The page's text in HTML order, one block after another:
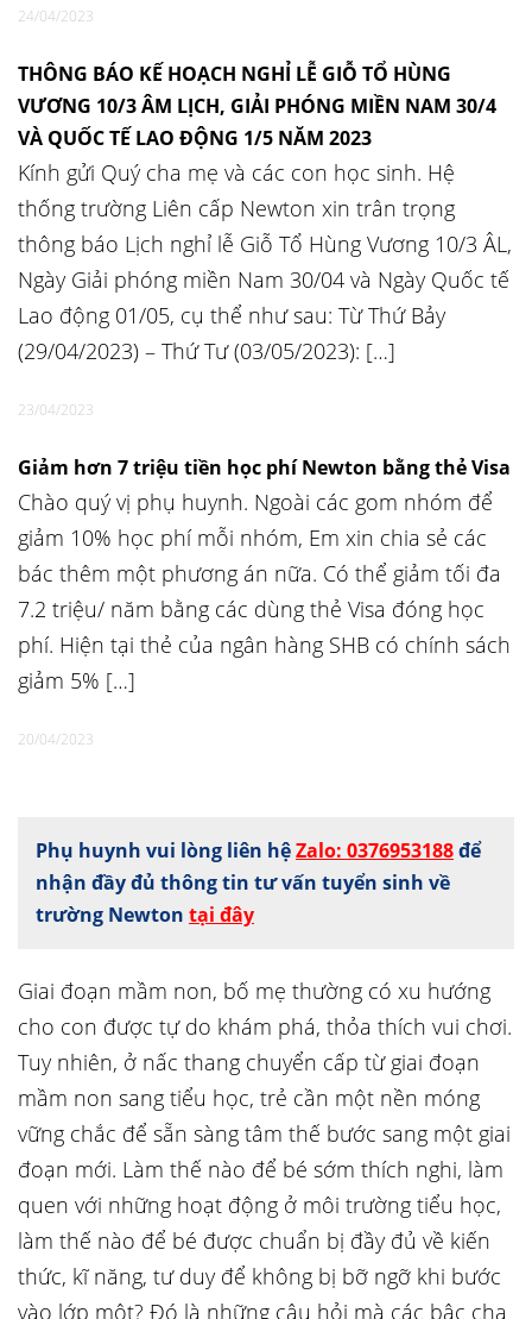
24/04/2023
THÔNG BÁO KẾ HOẠCH NGHỈ LỄ GIỖ TỔ HÙNG
VƯƠNG 10/3 ÂM LỊCH, GIẢI PHÓNG MIỀN NAM 30/4
VÀ QUỐC TẾ LAO ĐỘNG 1/5 NĂM 2023
Kính gửi Quý cha mẹ và các con học sinh. Hệ
thống trường Liên cấp Newton xin trân trọng
thông báo Lịch nghỉ lễ Giỗ Tổ Hùng Vương 10/3 ÂL,
Ngày Giải phóng miền Nam 30/04 và Ngày Quốc tế
Lao động 01/05, cụ thể như sau: Từ Thứ Bảy
(29/04/2023) – Thứ Tư (03/05/2023): […]
23/04/2023
Giảm hơn 7 triệu tiền học phí Newton bằng thẻ Visa
Chào quý vị phụ huynh. Ngoài các gom nhóm để
giảm 10% học phí mỗi nhóm, Em xin chia sẻ các
bác thêm một phương án nữa. Có thể giảm tối đa
7.2 triệu/ năm bằng các dùng thẻ Visa đóng học
phí. Hiện tại thẻ của ngân hàng SHB có chính sách
giảm 5% […]
20/04/2023
Phụ huynh vui lòng liên hệZalo: 0376953188để
nhận đầy đủ thông tin tư vấn tuyển sinh về
trường Newton tại đây
Giai đoạn mầm non, bố mẹ thường có xu hướng
cho con được tự do khám phá, thỏa thích vui chơi.
Tuy nhiên, ở nấc thang chuyển cấp từ giai đoạn
mầm non sang tiểu học, trẻ cần một nền móng
vững chắc để sẵn sàng tâm thế bước sang một giai
đoạn mới. Làm thế nào để bé sớm thích nghi, làm
quen với những hoạt động ở môi trường tiểu học,
làm thế nào để bé được chuẩn bị đầy đủ về kiến
thức, kĩ năng, tư duy để không bị bỡ ngỡ khi bước
vào lớp một? Đó là những câu hỏi mà các bậc cha